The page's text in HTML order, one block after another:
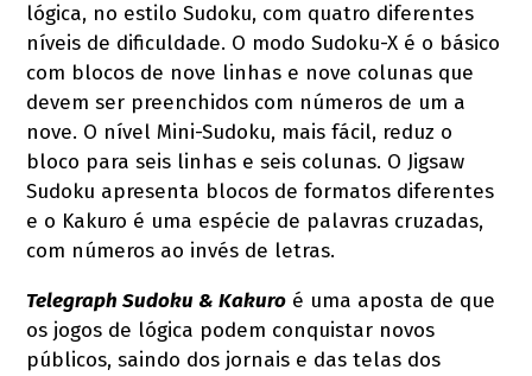
lógica, no estilo Sudoku, com quatro diferentes
níveis de dificuldade. O modo Sudoku-X é o básico
com blocos de nove linhas e nove colunas que
devem ser preenchidos com números de um a
nove. O nível Mini-Sudoku, mais fácil, reduz o
bloco para seis linhas e seis colunas. O Jigsaw
Sudoku apresenta blocos de formatos diferentes
e o Kakuro é uma espécie de palavras cruzadas,
com números ao invés de letras.
Telegraph Sudoku & Kakuro é uma aposta de que
os jogos de lógica podem conquistar novos
públicos, saindo dos jornais e das telas dos